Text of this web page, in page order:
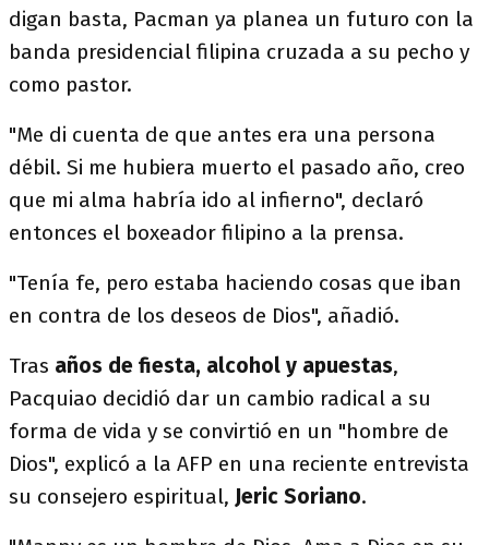
digan basta, Pacman ya planea un futuro con la
banda presidencial filipina cruzada a su pecho y
como pastor.
"Me di cuenta de que antes era una persona
débil. Si me hubiera muerto el pasado año, creo
que mi alma habría ido al infierno", declaró
entonces el boxeador filipino a la prensa.
"Tenía fe, pero estaba haciendo cosas que iban
en contra de los deseos de Dios", añadió.
Tras años de fiesta, alcohol y apuestas,
Pacquiao decidió dar un cambio radical a su
forma de vida y se convirtió en un "hombre de
Dios", explicó a la AFP en una reciente entrevista
su consejero espiritual, Jeric Soriano.